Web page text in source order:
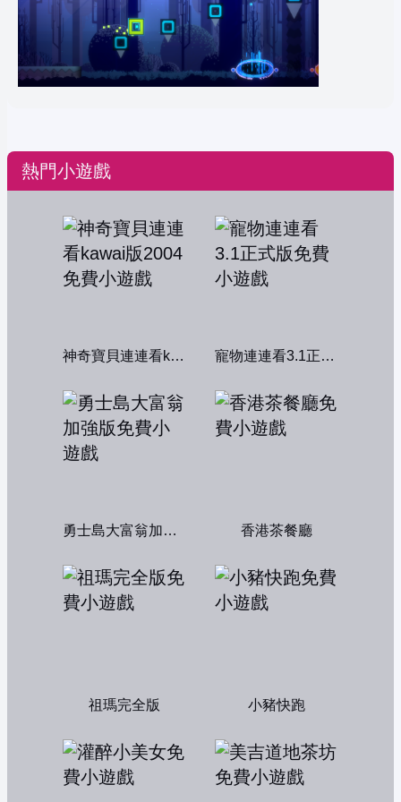
熱門小遊戲
神奇寶貝連連看kawai版2004 寵物連連看3.1正式版
勇士島大富翁加強版 香港茶餐廳
祖瑪完全版 小豬快跑